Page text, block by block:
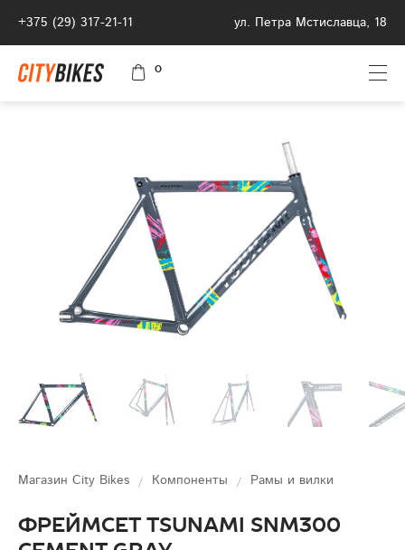
+375 (29) 317-21-11 ул. Петра Мстиславца, 18
0
Магазин City Bikes Компоненты Рамы и вилки
Фреймсет Tsunami SNM300